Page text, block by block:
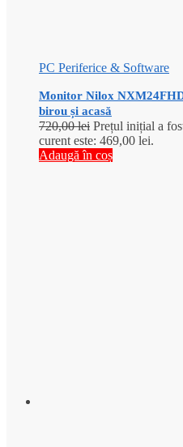
PC Periferice & Software
Monitor Nilox
birou și acasă
720,00lei Prețul inițial a
curent este: 469,00 lei.
Adaugă în coș